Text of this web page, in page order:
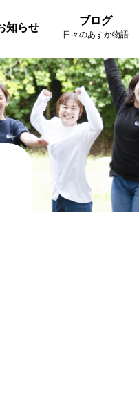
知らせ
ブログ
-日々のあすか物語-